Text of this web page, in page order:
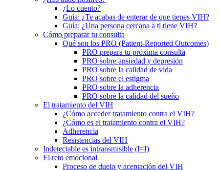
¿Lo cuento?
Guía: ¿Te acabas de enterar de que tienes VIH?
Guía: ¿Una persona cercana a ti tiene VIH?
Cómo preparar tu consulta
Qué son los PRO (Patient-Reported Outcomes)
PRO prepara tu próxima consulta
PRO sobre ansiedad y depresión
PRO sobre la calidad de vida
PRO sobre el estigma
PRO sobre la adherencia
PRO sobre la calidad del sueño
El tratamiento del VIH
¿Cómo acceder tratamiento contra el VIH?
¿Cómo es el tratamiento contra el VIH?
Adherencia
Resistencias del VIH
Indetectable es intransmisible (I=I)
El reto emocional
Proceso de duelo y aceptación del VIH